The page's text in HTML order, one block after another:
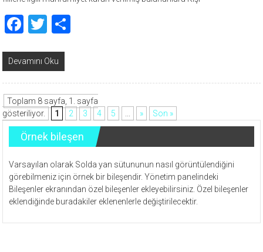
Facebook
Twitter
Devamını Oku
Toplam 8 sayfa, 1. sayfa
gösteriliyor.
1 2 3 4 5 » Son »
Örnek bileşen
Varsayılan olarak Solda yan sütununun nasıl görüntülendiğini
görebilmeniz için örnek bir bileşendir. Yönetim panelindeki
Bileşenler ekranından özel bileşenler ekleyebilirsiniz. Özel bileşenler
eklendiğinde buradakiler eklenenlerle değiştirilecektir.